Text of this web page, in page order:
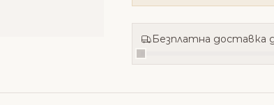
Безплатна доставка